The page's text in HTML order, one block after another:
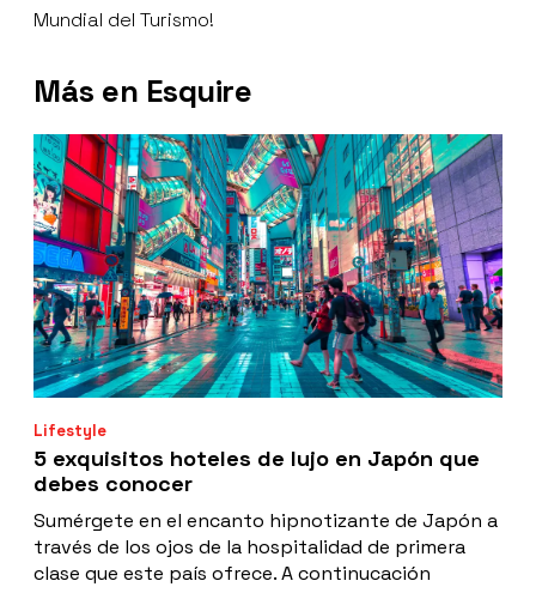
Mundial del Turismo!
Más en Esquire
Lifestyle
5 exquisitos hoteles de lujo en Japón que
debes conocer
Sumérgete en el encanto hipnotizante de Japón a
través de los ojos de la hospitalidad de primera
clase que este país ofrece. A continucación